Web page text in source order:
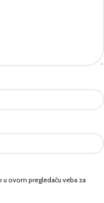
ovom pregledaču veba za